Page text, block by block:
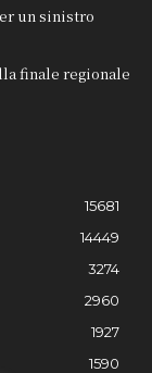
un sinistro
finale regionale
15681
14449
3274
2960
1927
1590